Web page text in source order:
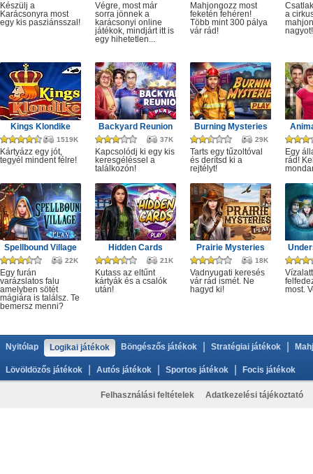
Készülj a
Karácsonyra most
egy kis pasziánsszal!
Végre, most már
sorra jönnek a
karácsonyi online
játékok, mindjárt itt is
egy hihetetlen...
Mahjongozz most
feketén fehéren!
Több mint 300 pálya
vár rád!
a
nagyot!
Kings Klondike
1519K
Kártyázz egy jót,
tegyél mindent félre!
Backyard Reunion
37K
Kapcsolódj ki egy kis
keresgéléssel a
találkozón!
Burning Mysteries
29K
Tarts egy tűzoltóval
és derítsd ki a
rejtélyt!
Egy
rád!
Spellbound Village
22K
Egy furán
varázslatos falu
amelyben sötét
mágiára is találsz. Te
bemersz menni?
Hidden Cards
21K
Kutass az eltűnt
kártyák és a csalók
után!
Prairie Mysteries
18K
Vadnyugati keresés
vár rád ismét. Ne
hagyd ki!
most.
Nyitólap Logikai játékok Böngészős játékok Stratégiai játékok
Lövöldözős játékok Autós játékok Sportos játékok Focis játékok
Felhasználási feltételek Adatkezelési tájékoztató